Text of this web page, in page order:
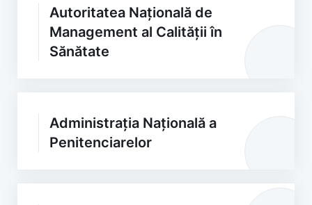
Autoritatea Națională de
Management al Calității în
Sănătate
Administrația Națională a
Penitenciarelor